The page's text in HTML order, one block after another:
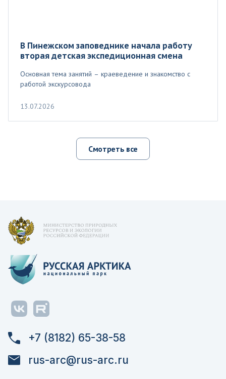
В Пинежском заповеднике начала работу
вторая детская экспедиционная смена
Основная тема занятий – краеведение и знакомство с
работой экскурсовода
13.07.2026
Смотреть все
+7 (8182) 65-38-58
rus-arc@rus-arc.ru